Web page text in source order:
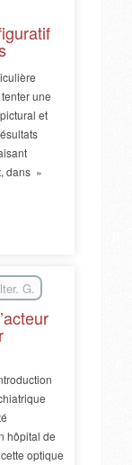
une
et
dans »
G.
hôpital de
optique